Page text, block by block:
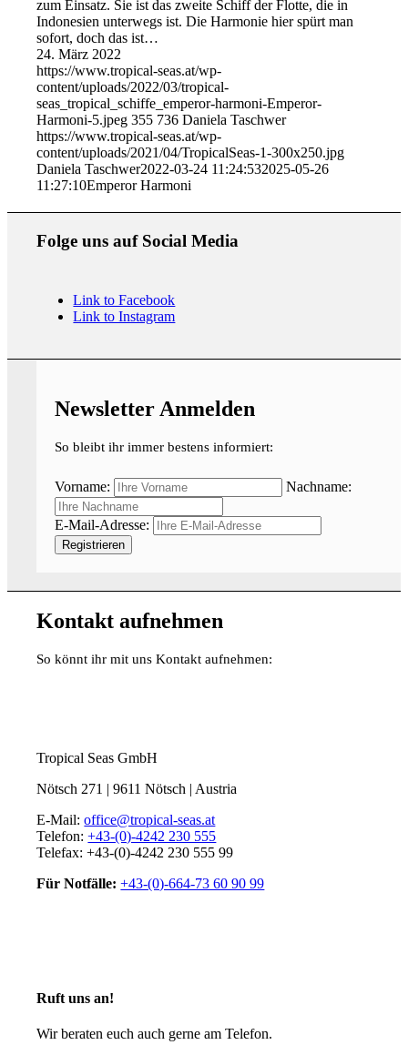
zum Einsatz. Sie ist das zweite Schiff der Flotte, die in
Indonesien unterwegs ist. Die Harmonie hier spürt man
sofort, doch das ist…
24. März 2022
https://www.tropical-seas.at/wp-
content/uploads/2022/03/tropical-
seas_tropical_schiffe_emperor-harmoni-Emperor-
Harmoni-5.jpeg 355 736 Daniela Taschwer
https://www.tropical-seas.at/wp-
content/uploads/2021/04/TropicalSeas-1-300x250.jpg
Daniela Taschwer2022-03-24 11:24:532025-05-26
11:27:10Emperor Harmoni
Folge uns auf Social Media
Link to Facebook
Link to Instagram
Newsletter Anmelden
So bleibt ihr immer bestens informiert:
Vorname: Nachname:
E-Mail-Adresse:
Kontakt aufnehmen
So könnt ihr mit uns Kontakt aufnehmen:
Tropical Seas GmbH
Nötsch 271 | 9611 Nötsch | Austria
E-Mail:office@tropical-seas.at
Telefon:+43-(0)-4242 230 555
Telefax: +43-(0)-4242 230 555 99
Für Notfälle: +43-(0)-664-73 60 90 99
Ruft uns an!
Wir beraten euch auch gerne am Telefon.